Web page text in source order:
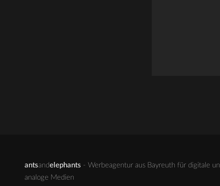
antsandelephants - Werbeagentur aus Bayreuth für digitale
analoge Medien